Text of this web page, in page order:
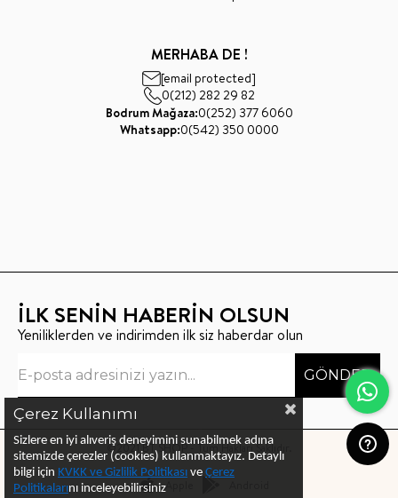
MERHABA DE !
[email protected]
0(212) 282 29 82
Bodrum Mağaza:0(252) 377 6060
Whatsapp:0(542) 350 0000
İLK SENİN HABERİN OLSUN
Yeniliklerden ve indirimden ilk siz haberdar olun
GÖNDER
©2021 BT SHOP - Tüm Hakları Saklıdır.
Apple
Çerez Kullanımı
Sizlere en iyi alıveriş deneyimini sunabilmek adına
sitemizde çerezler (cookies) kullanmaktayız. Detaylı
bilgi için KVKK ve Gizlilik Politikası ve Çerez
Politikalarını inceleyebilirsiniz